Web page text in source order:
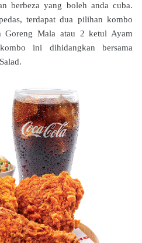
berbeza yang boleh anda cuba.
terdapat dua pilihan kombo
Mala atau 2 ketul Ayam
ini dihidangkan bersama